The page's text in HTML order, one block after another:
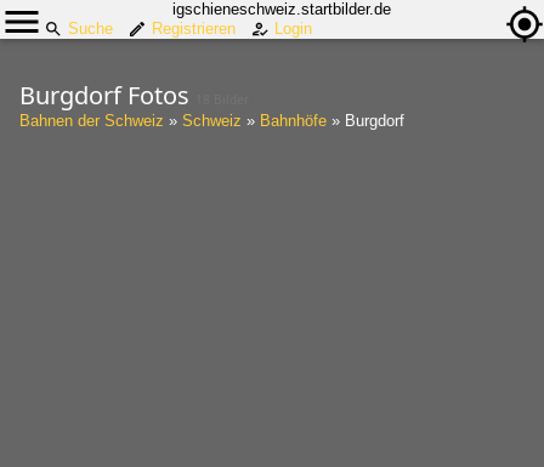
igschieneschweiz.startbilder.de
Suche
Registrieren Login
Burgdorf Fotos
Bahnen der Schweiz » Schweiz » Bahnhöfe » Burgdorf